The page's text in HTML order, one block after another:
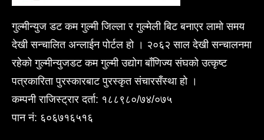
गुल्मीन्युज डट कम गुल्मी जिल्ला र गुल्मेली बिट बनाएर लामो समय
देखी सन्चालित अन्लाईन पोर्टल हो । २०६२ साल देखी सन्चालनमा
रहेको गुल्मीन्युजडट कम गुल्मी उद्योग बाँणिज्य संघको उत्कृष्ट
पत्रकारिता पुरस्कारबाट पुरस्कृत संचारसँस्था हो ।
कम्पनी राजिस्ट्रार दर्ता: १८८९८०/७४/०७५
पान नं: ६०६७१६५१६